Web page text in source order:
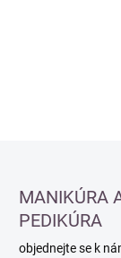
MANIKÚRA
PEDIKÚRA
objednejte se k